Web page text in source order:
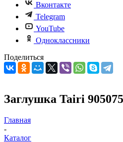
Вконтакте
Telegram
YouTube
Одноклассники
Поделиться
Заглушка Tairi
Главная
-
Каталог